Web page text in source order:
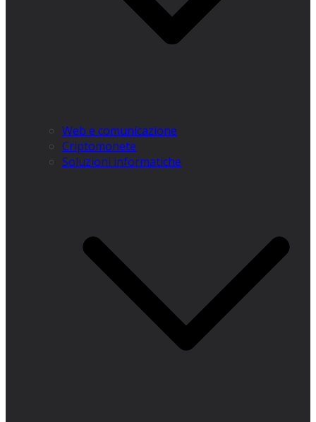
Web e comunicazione
Criptomonete
Soluzioni informatiche